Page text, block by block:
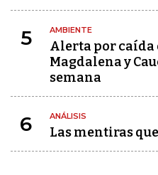
5 AMBIENTE
Alerta por caída
Magdalena y
semana
6 ANÁLISIS
Las mentiras